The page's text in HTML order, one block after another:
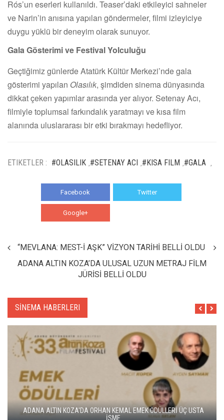
Rós’un eserleri kullanıldı. Teaser’daki etkileyici sahneler
ve Narin’in anısına yapılan göndermeler, filmi izleyiciye
duygu yüklü bir deneyim olarak sunuyor.
Gala Gösterimi ve Festival Yolculuğu
Geçtiğimiz günlerde Atatürk Kültür Merkezi’nde gala
gösterimi yapılan Olasılık, şimdiden sinema dünyasında
dikkat çeken yapımlar arasında yer alıyor. Setenay Acı,
filmiyle toplumsal farkındalık yaratmayı ve kısa film
alanında uluslararası bir etki bırakmayı hedefliyor.
ETIKETLER : #OLASILIK #SETENAY ACI #KISA FILM #GALA
Facebook Twitter
Google+
“MEVLANA: MEST-İ AŞK” VİZYON TARİHİ BELLİ OLDU
ADANA ALTIN KOZA’DA ULUSAL UZUN METRAJ FİLM
JÜRİSİ BELLİ OLDU
SİNEMA HABERLERI
ALTIN KOZA'NIN ONUR ÖDÜLLERİ FERZAN ÖZPETEK VE VAHİDE
PERÇİN'İN